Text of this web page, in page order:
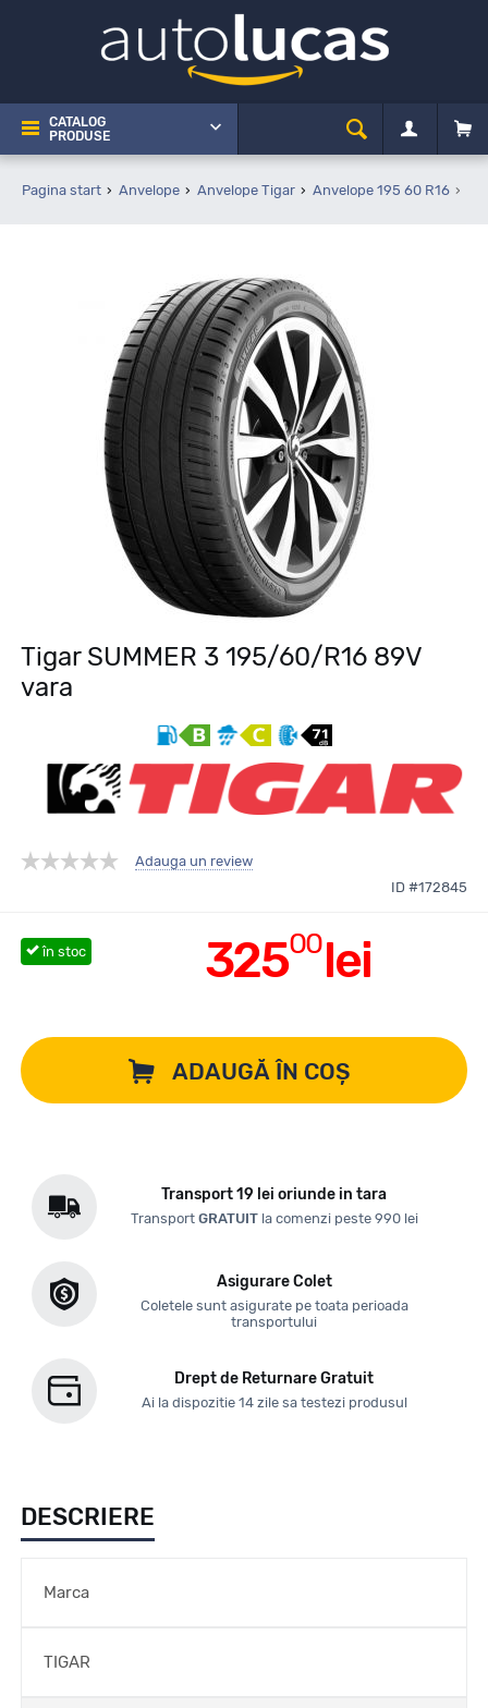
CATALOG
PRODUSE
Pagina start Anvelope Anvelope Tigar Anvelope 195 60 R16
Tigar SUMMER 3 195/60/R16 89V
vara
Adauga un review
ID #172845
32500lei
în stoc
ADAUGĂ ÎN COȘ
Transport 19 lei oriunde in tara
Transport GRATUITla comenzi peste 990 lei
Asigurare Colet
Coletele sunt asigurate pe toata perioada
transportului
Drept de Returnare Gratuit
Ai la dispozitie 14 zile sa testezi produsul
DESCRIERE
Marca
TIGAR